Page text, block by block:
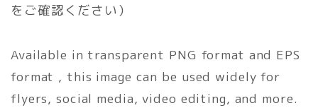
をご確認ください）
Available in transparent PNG format and EPS
format , this image can be used widely for
flyers, social media, video editing, and more.